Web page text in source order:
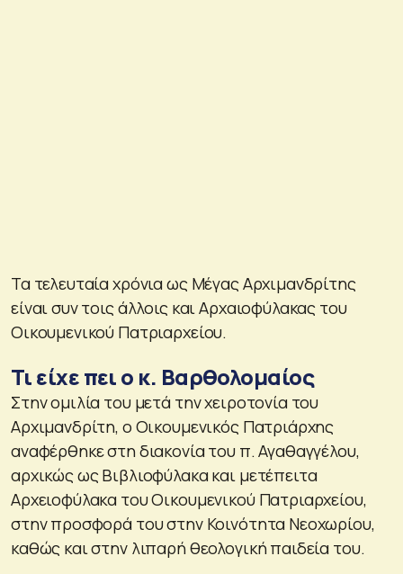
Τα τελευταία χρόνια ως Μέγας Αρχιμανδρίτης
είναι συν τοις άλλοις και Αρχαιοφύλακας του
Οικουμενικού Πατριαρχείου.
Τι είχε πει ο κ. Βαρθολομαίος
Στην ομιλία του μετά την χειροτονία του
Αρχιμανδρίτη, ο Οικουμενικός Πατριάρχης
αναφέρθηκε στη διακονία του π. Αγαθαγγέλου,
αρχικώς ως Βιβλιοφύλακα και μετέπειτα
Αρχειοφύλακα του Οικουμενικού Πατριαρχείου,
στην προσφορά του στην Κοινότητα Νεοχωρίου,
καθώς και στην λιπαρή θεολογική παιδεία του.